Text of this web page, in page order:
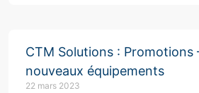
CTM Solutions : Promotions
nouveaux équipements
22 mars 2023